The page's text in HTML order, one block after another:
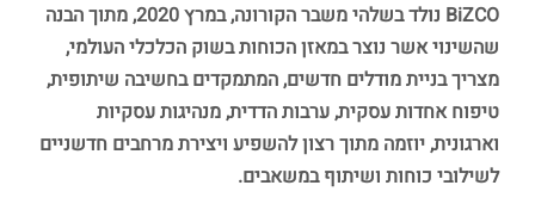
BiZCO נולד בשלהי משבר הקורונה, במרץ 2020, מתוך הבנה
שהשינוי אשר נוצר במאזן הכוחות בשוק הכלכלי העולמי,
מצריך בניית מודלים חדשים, המתמקדים בחשיבה שיתופית,
טיפוח אחדות עסקית, ערבות הדדית, מנהיגות עסקיות
וארגונית, יוזמה מתוך רצון להשפיע ויצירת מרחבים חדשניים
לשילובי כוחות ושיתוף במשאבים.